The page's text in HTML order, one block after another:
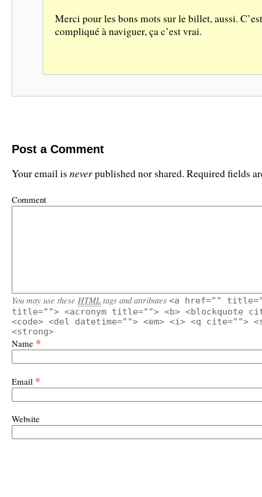
Merci pour les bons mots sur le billet, aussi. C’est
compliqué à naviguer, ça c’est vrai.
Post a Comment
Your email is neverpublished nor shared. Required fields
Comment
You may use these HTML tags and attributes <a href=""
title=""> <acronym title=""> <b> <blockquote
<code> <del datetime=""> <em> <i> <q cite="">
<strong>
Name *
Email *
Website